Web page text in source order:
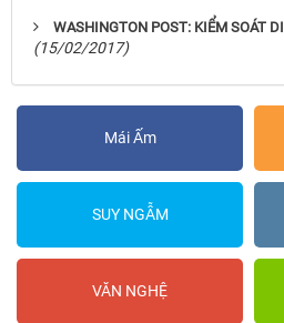
WASHINGTON POST: KIỂM SOÁT
(15/02/2017)
Mái Ấm
SUY NGẪM
VĂN NGHỆ